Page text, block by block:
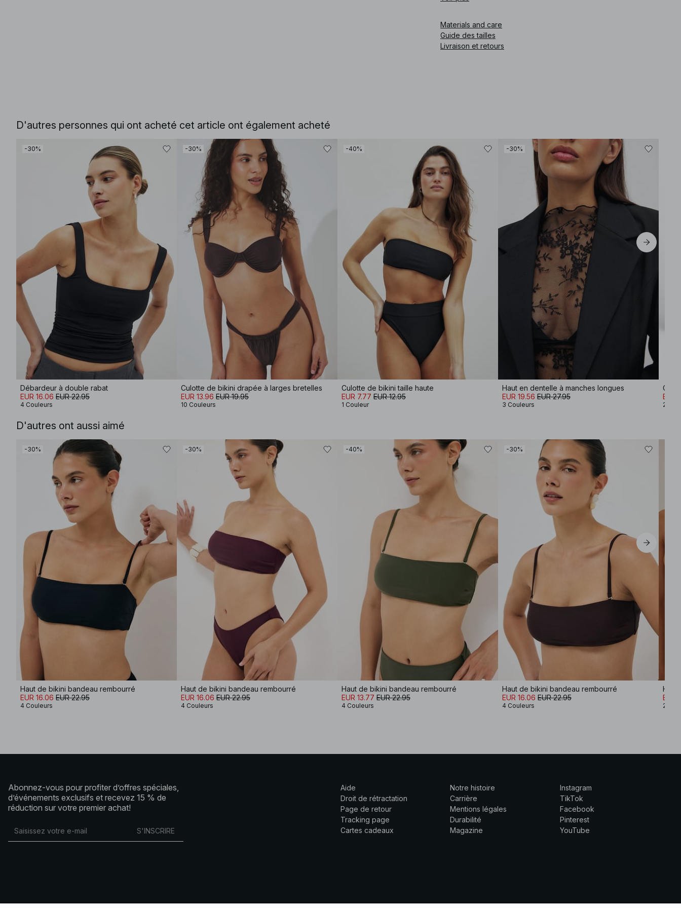
Materials and care
Guide des tailles
Livraison et retours
D'autres personnes qui ont acheté cet article ont également acheté
-30%
Débardeur à double rabat
EUR 16.06 EUR 22.95
4 Couleurs
-30%
Culotte de bikini drapée à larges bretelles
EUR 13.96 EUR 19.95
10 Couleurs
-40%
Culotte de bikini taille haute
EUR 7.77 EUR 12.95
1 Couleur
-30%
Haut en dentelle à manches longues
EUR 19.56 EUR 27.95
3 Couleurs
EUR
2
D'autres ont aussi aimé
-30%
Haut de bikini bandeau rembourré
EUR 16.06 EUR 22.95
4 Couleurs
-30%
Haut de bikini bandeau rembourré
EUR 16.06 EUR 22.95
4 Couleurs
-40%
Haut de bikini bandeau rembourré
EUR 13.77 EUR 22.95
4 Couleurs
-30%
Haut de bikini bandeau rembourré
EUR 16.06 EUR 22.95
4 Couleurs
Haut
EUR
2
Abonnez-vous pour profiter d’offres spéciales,
d’événements exclusifs et recevez 15 % de
réduction sur votre premier achat!
S'INSCRIRE
Aide
Droit de rétractation
Page de retour
Tracking page
Cartes cadeaux
Notre histoire
Carrière
Mentions légales
Durabilité
Magazine
Instagram
TikTok
Facebook
Pinterest
YouTube